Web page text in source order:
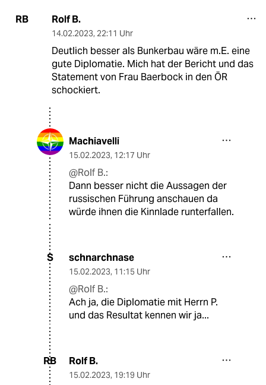
RB Rolf B.
14.02.2023, 22:11 Uhr
Deutlich besser als Bunkerbau wäre m.E. eine
gute Diplomatie. Mich hat der Bericht und das
Statement von Frau Baerbock in den ÖR
schockiert.
Machiavelli
15.02.2023, 12:17 Uhr
@Rolf B.:
Dann besser nicht die Aussagen der
russischen Führung anschauen da
würde ihnen die Kinnlade runterfallen.
S schnarchnase
15.02.2023, 11:15 Uhr
@Rolf B.:
Ach ja, die Diplomatie mit Herrn P.
und das Resultat kennen wir ja...
RB Rolf B.
15.02.2023, 19:19 Uhr